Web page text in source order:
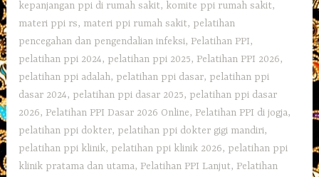
kepanjangan ppi di rumah sakit, komite ppi rumah sakit,
materi ppi rs, materi ppi rumah sakit, pelatihan
pencegahan dan pengendalian infeksi, Pelatihan PPI,
pelatihan ppi 2024, pelatihan ppi 2025, Pelatihan PPI 2026,
pelatihan ppi adalah, pelatihan ppi dasar, pelatihan ppi
dasar 2024, pelatihan ppi dasar 2025, pelatihan ppi dasar
2026, Pelatihan PPI Dasar 2026 Online, Pelatihan PPI di jogja,
pelatihan ppi dokter, pelatihan ppi dokter gigi mandiri,
pelatihan ppi klinik, pelatihan ppi klinik 2026, pelatihan ppi
klinik pratama dan utama, Pelatihan PPI Lanjut, Pelatihan